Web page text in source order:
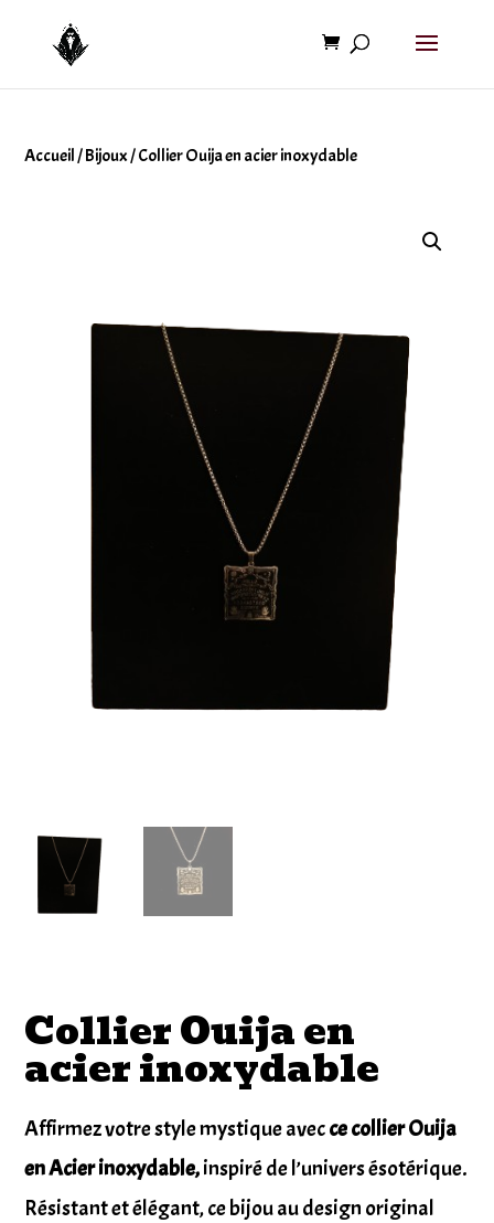
Accueil/Bijoux/ Collier Ouija en acier inoxydable
Collier Ouija en
acier inoxydable
Affirmez votre style mystique avecce collier Ouija
en Acier inoxydable,inspiré de l’univers ésotérique.
Résistant et élégant, ce bijou au design original